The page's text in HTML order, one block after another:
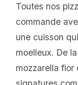
Toutes nos
commande
une cuisson
moelleux. De
mozzarella